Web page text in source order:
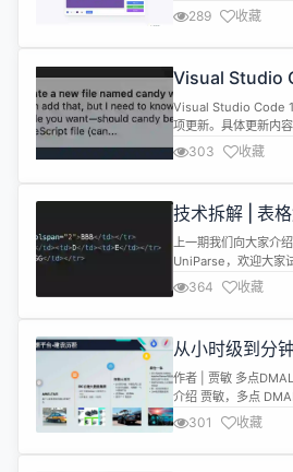
/ 前端 er 直接冲～
型渐变自由调：线性
3 色叠加（比如 “蓝
用写 CSS！滑块拖一
289 收藏
Visual Studio
Visual Studio Code
项更新。具体更新内
和聊天回复的通知（
份验证体验（显示更
解决合并冲突（显示
近的聊天（显示更多
装 MCP 服务器（显
303 收藏
技术拆解 | 表
字化与AI应用
上一期我们向大家介
UniParse，欢迎大家
UniParse 中涉及的
助大家更好地理解和
分享主题都将围绕“表
格图像（如扫描文档
器可读、可理解的...
364 收藏
从小时级到分
何用Apache
成本砍到1/3？
作者 | 贾敏 多点
介绍 贾敏，多点
导公司核心数据集成
技术落地。拥有丰富
注于PB 级数据实时
301 收藏